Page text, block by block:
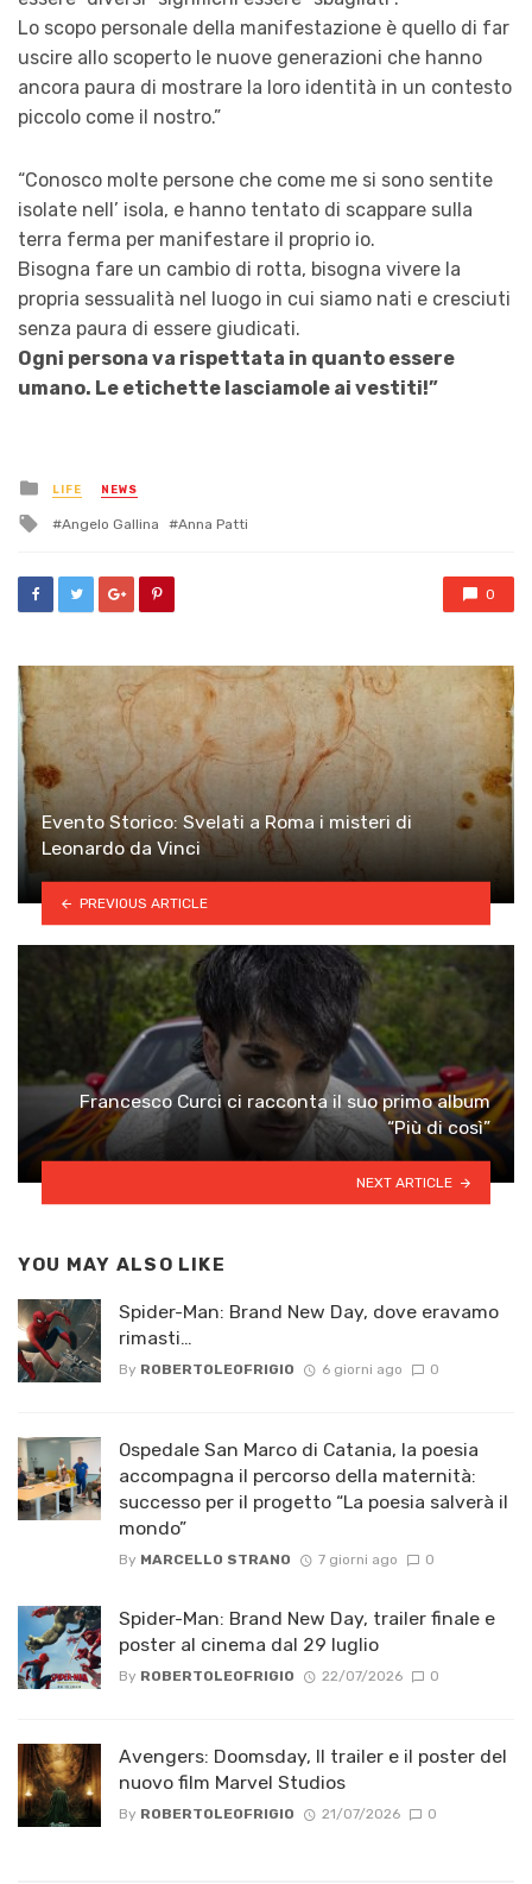
Lo scopo personale della manifestazione è quello di far
uscire allo scoperto le nuove generazioni che hanno
ancora paura di mostrare la loro identità in un contesto
piccolo come il nostro.”
“Conosco molte persone che come me si sono sentite
isolate nell’ isola, e hanno tentato di scappare sulla
terra ferma per manifestare il proprio io.
Bisogna fare un cambio di rotta, bisogna vivere la
propria sessualità nel luogo in cui siamo nati e cresciuti
senza paura di essere giudicati.
Ogni persona va rispettata in quanto essere
umano. Le etichette lasciamole ai vestiti!”
Posted
in
LIFE NEWS
Tagged
Angelo Gallina Anna Patti
0
Evento Storico: Svelati a Roma i misteri di
Leonardo da Vinci
PREVIOUS ARTICLE
Francesco Curci ci racconta il suo primo album
“Più di così”
NEXT ARTICLE
YOU MAY ALSO LIKE
Spider-Man: Brand New Day, dove eravamo
rimasti…
By ROBERTOLEOFRIGIO 6 giorni ago 0
Ospedale San Marco di Catania, la poesia
accompagna il percorso della maternità:
successo per il progetto “La poesia salverà il
mondo”
By MARCELLO STRANO 7 giorni ago 0
Spider-Man: Brand New Day, trailer finale e
poster al cinema dal 29 luglio
By ROBERTOLEOFRIGIO 22/07/2026 0
Avengers: Doomsday, Il trailer e il poster del
nuovo film Marvel Studios
By ROBERTOLEOFRIGIO 21/07/2026 0